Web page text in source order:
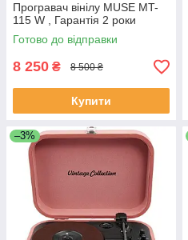
Програвач вінілу MUSE MT-
115 W , Гарантія 2 роки
Готово до відправки
8 250 ₴ 8 500 ₴
Купити
–3%